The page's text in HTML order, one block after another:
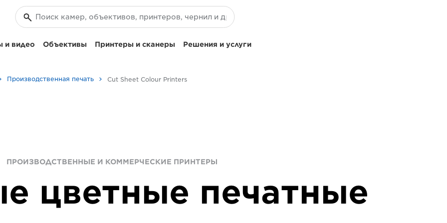
и видео Объективы Принтеры и сканеры Решения и услуги
Производственная печать Cut Sheet Colour Printers
ПРОИЗВОДСТВЕННЫЕ И КОММЕРЧЕСКИЕ ПРИНТЕРЫ
цветные печатные